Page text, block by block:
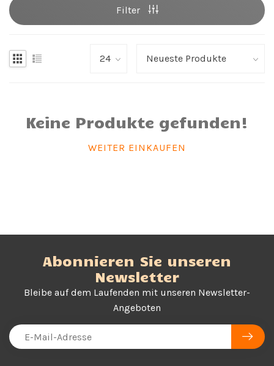
Filter
Keine Produkte gefunden!
WEITER EINKAUFEN
Abonnieren Sie unseren
Newsletter
Bleibe auf dem Laufenden mit unseren Newsletter-
Angeboten